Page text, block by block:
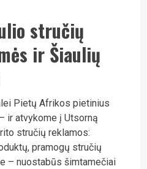
stručių
ir Šiaulių
Pietų Afrikos pietinius
ir atvykome į Utsorną
stručių reklamos:
pramogų stručių
– nuostabūs šimtamečiai